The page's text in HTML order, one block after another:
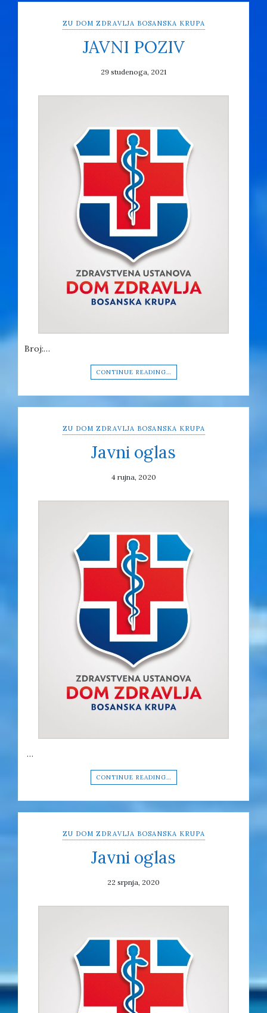
ZU DOM ZDRAVLJA BOSANSKA KRUPA
JAVNI POZIV
29 studenoga, 2021
Broj:…
CONTINUE READING…
ZU DOM ZDRAVLJA BOSANSKA KRUPA
Javni oglas
4 rujna, 2020
…
CONTINUE READING…
ZU DOM ZDRAVLJA BOSANSKA KRUPA
Javni oglas
22 srpnja, 2020